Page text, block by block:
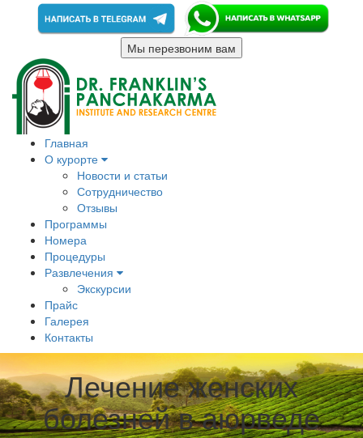
Мы перезвоним вам
Главная
О курорте
Новости и статьи
Сотрудничество
Отзывы
Программы
Номера
Процедуры
Развлечения
Экскурсии
Прайс
Галерея
Контакты
Лечение женских
болезней в аюрведе